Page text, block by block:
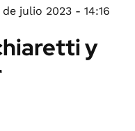
MÉXICO
MUNDO
de julio 2023 - 14:16
y